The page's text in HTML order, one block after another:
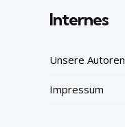
Internes
Unsere Autoren
Impressum